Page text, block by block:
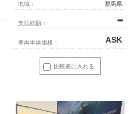
比較表に入れる
地域： 群馬県
支払総額： ━
車両本体価格： ASK